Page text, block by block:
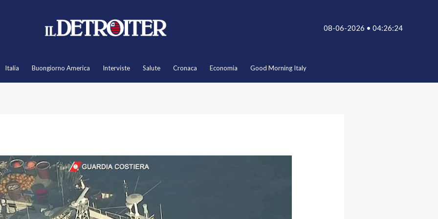
08-06-2026 • 04:26:24
Italia Buongiorno America Interviste Salute Cronaca Economia Good Morning Italy